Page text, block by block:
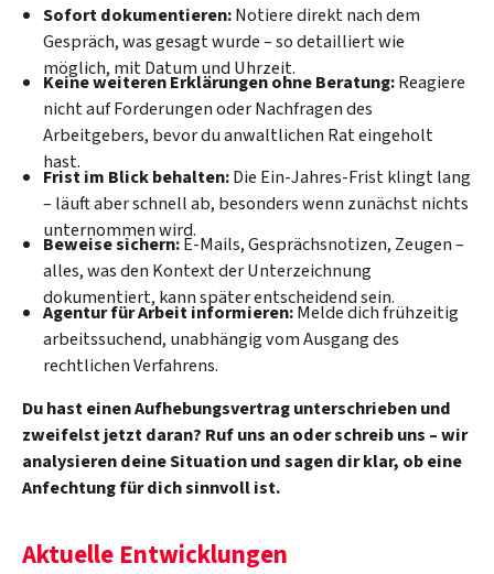
Sofort dokumentieren:Notiere direkt nach dem
Gespräch, was gesagt wurde – so detailliert wie
möglich, mit Datum und Uhrzeit.
Keine weiteren Erklärungen ohne Beratung:Reagiere
nicht auf Forderungen oder Nachfragen des
Arbeitgebers, bevor du anwaltlichen Rat eingeholt
hast.
Frist im Blick behalten:Die Ein-Jahres-Frist klingt lang
– läuft aber schnell ab, besonders wenn zunächst nichts
unternommen wird.
Beweise sichern:E-Mails, Gesprächsnotizen, Zeugen –
alles, was den Kontext der Unterzeichnung
dokumentiert, kann später entscheidend sein.
Agentur für Arbeit informieren:Melde dich frühzeitig
arbeitssuchend, unabhängig vom Ausgang des
rechtlichen Verfahrens.
Du hast einen Aufhebungsvertrag unterschrieben und
zweifelst jetzt daran? Ruf uns an oder schreib uns – wir
analysieren deine Situation und sagen dir klar, ob eine
Anfechtung für dich sinnvoll ist.
Aktuelle Entwicklungen